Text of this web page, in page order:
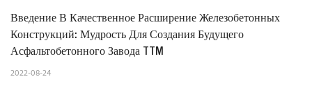
Введение В Качественное Расширение Железобетонных
Конструкций: Мудрость Для Создания Будущего
Асфальтобетонного Завода TTM
2022-08-24